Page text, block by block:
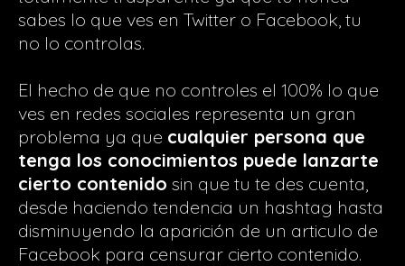
sabes lo que ves en Twitter o Facebook, tu
no lo controlas.
El hecho de que no controles el 100% lo que
ves en redes sociales representa un gran
problema ya que cualquier persona que
tenga los conocimientos puede lanzarte
cierto contenido sin que tu te des cuenta,
desde haciendo tendencia un hashtag hasta
disminuyendo la aparición de un articulo de
Facebook para censurar cierto contenido.